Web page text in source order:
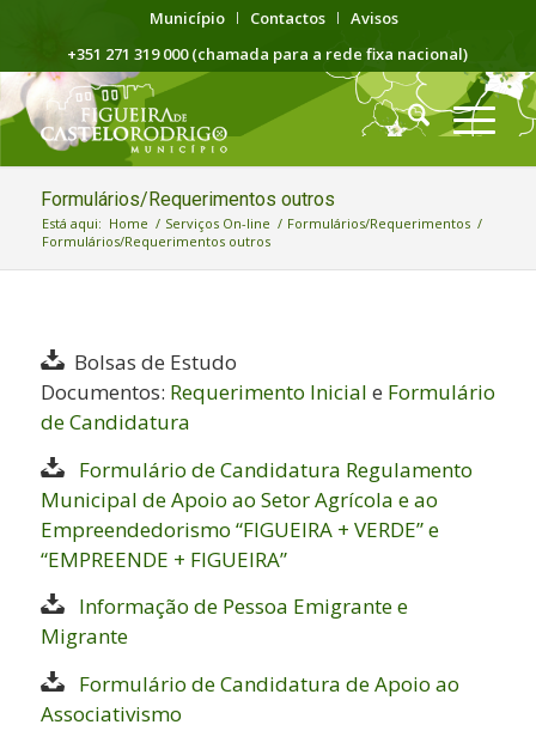
Município Contactos
Avisos
+351 271 319 000 (chamada para a rede fixa nacional)
Formulários/Requerimentos outros
Está aqui: Home / Serviços On-line / Formulários/Requerimentos /
Formulários/Requerimentos outros
Bolsas de Estudo
Documentos: Requerimento Inicial e Formulário
de Candidatura
Formulário de Candidatura Regulamento
Municipal de Apoio ao Setor Agrícola e ao
Empreendedorismo “FIGUEIRA + VERDE” e
“EMPREENDE + FIGUEIRA”
Informação de Pessoa Emigrante e
Migrante
Formulário de Candidatura de Apoio ao
Associativismo